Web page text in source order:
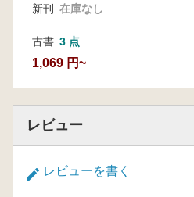
新刊 在庫なし
古書 3 点
1,069 円~
レビュー
レビューを書く